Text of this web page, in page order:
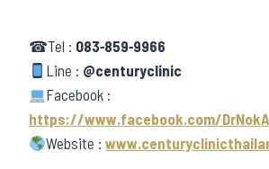
☎Tel : 083-859-9966
Line : @centuryclinic
Facebook :
https://www.facebook.com/
Website :